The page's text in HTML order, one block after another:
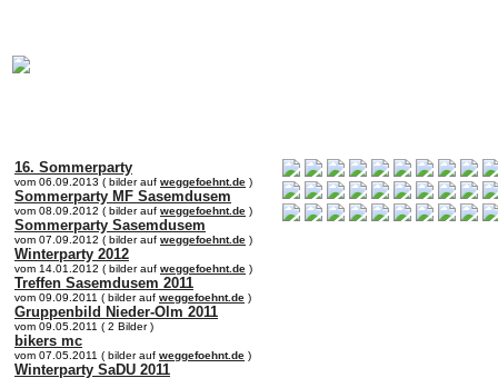
16. Sommerparty
vom 06.09.2013 ( bilder auf weggefoehnt.de )
Sommerparty MF Sasemdusem
vom 08.09.2012 ( bilder auf weggefoehnt.de )
Sommerparty Sasemdusem
vom 07.09.2012 ( bilder auf weggefoehnt.de )
Winterparty 2012
vom 14.01.2012 ( bilder auf weggefoehnt.de )
Treffen Sasemdusem 2011
vom 09.09.2011 ( bilder auf weggefoehnt.de )
Gruppenbild Nieder-Olm 2011
vom 09.05.2011 ( 2 Bilder )
bikers mc
vom 07.05.2011 ( bilder auf weggefoehnt.de )
Winterparty SaDU 2011